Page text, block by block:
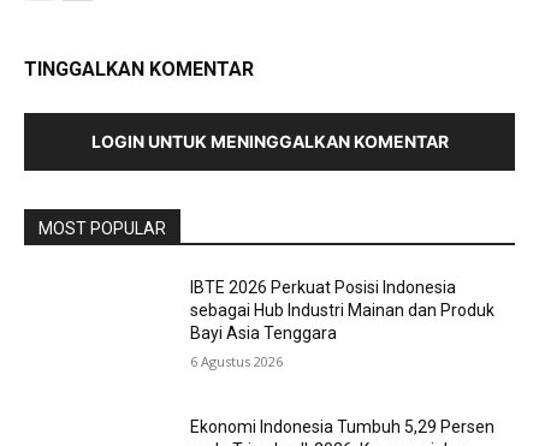
TINGGALKAN KOMENTAR
LOGIN UNTUK MENINGGALKAN KOMENTAR
MOST POPULAR
IBTE 2026 Perkuat Posisi Indonesia
sebagai Hub Industri Mainan dan Produk
Bayi Asia Tenggara
6 Agustus 2026
Ekonomi Indonesia Tumbuh 5,29 Persen